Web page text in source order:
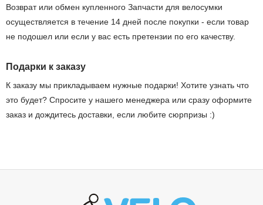
Возврат или обмен купленного Запчасти для велосумки
осуществляется в течение 14 дней после покупки - если товар
не подошел или если у вас есть претензии по его качеству.
Подарки к заказу
К заказу мы прикладываем нужные подарки! Хотите узнать что
это будет? Спросите у нашего менеджера или сразу оформите
заказ и дождитесь доставки, если любите сюрпризы :)